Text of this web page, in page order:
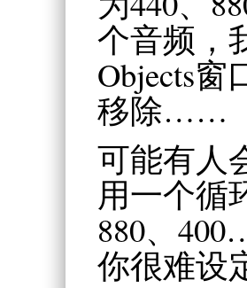
个音频，
Objects
移除……
可能有人
用一个循
880、
你很难设